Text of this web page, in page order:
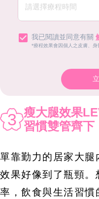
我已閱讀並同意有關
*療程效果會因個人之皮膚、身
3 瘦大腿效果
習慣雙管齊下
單靠勤力的居家大
效果好像到了瓶頸
率，飲食與生活習